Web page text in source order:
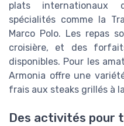
plats internationaux
spécialités comme la
Marco Polo. Les repas
croisière, et des
disponibles. Pour les
Armonia offre une
frais aux steaks grillés à
Des activités pour